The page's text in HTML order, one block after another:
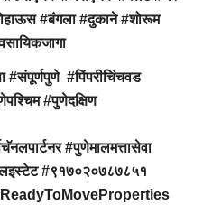
#बंगला #दुकाने #शोरूम
#संपूर्णपुणे #पिंपरीचिंचवड
#पुणेदक्षिण
#पुणेमालमत्तासेवा
#९१७०२०७८७८५१